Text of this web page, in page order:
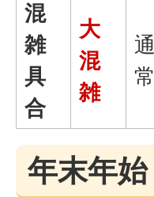
混
雑
具
合
大
混
雑
通
常
年末年始